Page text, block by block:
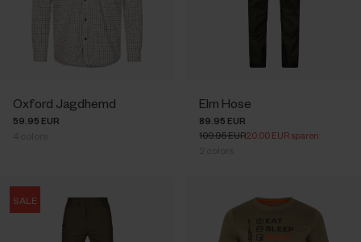
Oxford Jagdhemd
59.95 EUR
Elm Hose
89.95 EUR
109.95 EUR20.00 EUR sparen
SALE